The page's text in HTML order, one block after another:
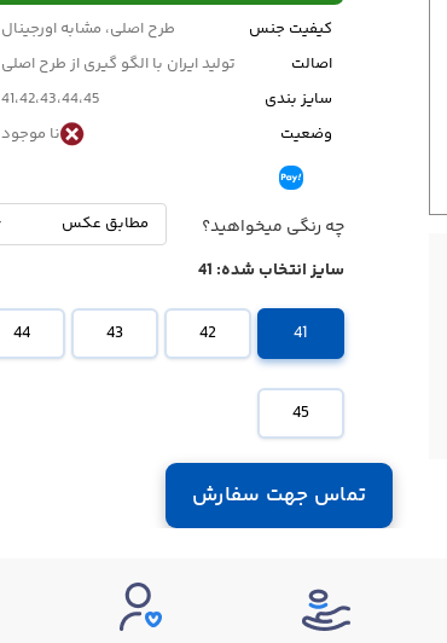
کیفیت جنس
طرح اصلی، مشابه اورجینال
اصالت
تولید ایران با الگو گیری از طرح اصلی
سایز بندی
41،42،43،44،45
وضعیت
نا موجود
چه رنگی میخواهید؟
سایز انتخاب شده: 41
41
42
43
44
45
تماس جهت سفارش